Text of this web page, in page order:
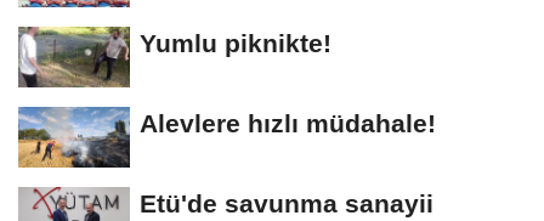
Yumlu piknikte!
Alevlere hızlı müdahale!
Etü'de savunma sanayii